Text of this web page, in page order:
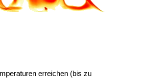
erreichen (bis zu